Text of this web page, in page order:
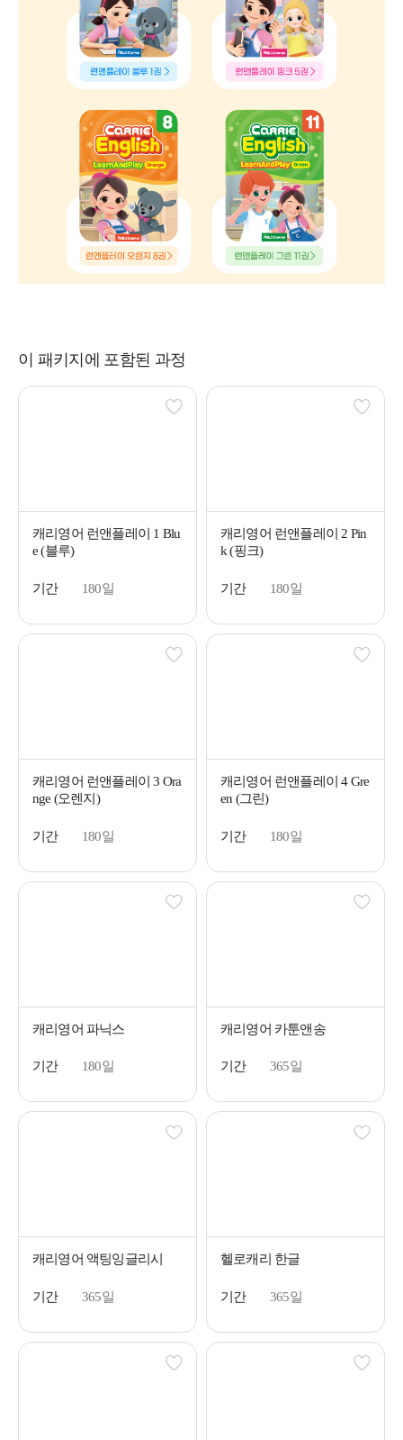
이 패키지에 포함된 과정
캐리영어 런앤플레이 1 Blu
e (블루)
기간 180일
캐리영어 런앤플레이 2 Pin
k (핑크)
기간 180일
캐리영어 런앤플레이 3 Ora
nge (오렌지)
기간 180일
캐리영어 런앤플레이 4 Gre
en (그린)
기간 180일
캐리영어 파닉스
기간 180일
캐리영어 카툰앤송
기간 365일
캐리영어 액팅잉글리시
기간 365일
헬로캐리 한글
기간 365일